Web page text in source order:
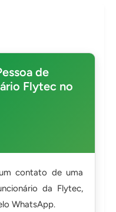
de
Flytec no
contato de uma
da Flytec,
WhatsApp.